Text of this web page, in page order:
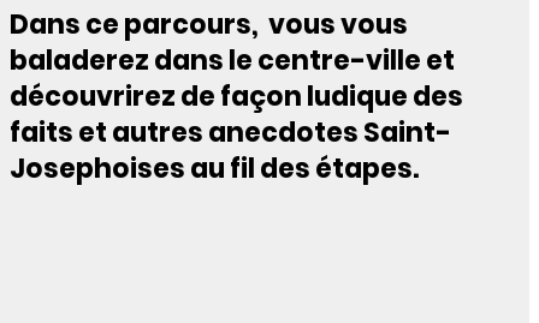
Dans ce parcours, vous vous
baladerez dans le centre-ville et
découvrirez de façon ludique des
faits et autres anecdotes Saint-
Josephoises au fil des étapes.